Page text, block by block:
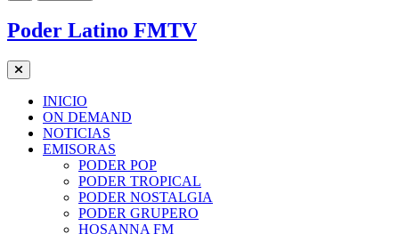
Poder Latino FMTV
INICIO
ON DEMAND
NOTICIAS
EMISORAS
PODER POP
PODER TROPICAL
PODER NOSTALGIA
PODER GRUPERO
HOSANNA FM